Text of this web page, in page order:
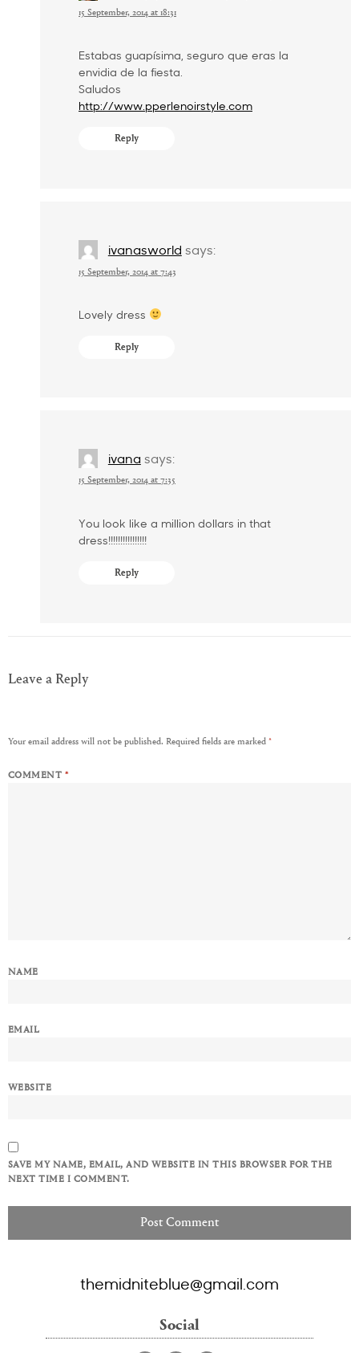
15 September, 2014 at 18:31
Estabas guapísima, seguro que eras la
envidia de la fiesta.
Saludos
http://www.pperlenoirstyle.com
Reply
ivanasworld says:
15 September, 2014 at 7:43
Lovely dress
Reply
ivana says:
15 September, 2014 at 7:35
You look like a million dollars in that
dress!!!!!!!!!!!!!!!!
Reply
Leave a Reply
Your email address will not be published. Required fields are marked *
COMMENT *
NAME
EMAIL
WEBSITE
SAVE MY NAME, EMAIL, AND WEBSITE IN THIS BROWSER FOR THE
NEXT TIME I COMMENT.
themidniteblue@gmail.com
Social